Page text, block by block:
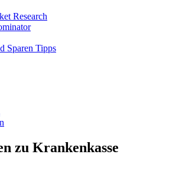
Research
Sparen Tipps
zu Krankenkasse